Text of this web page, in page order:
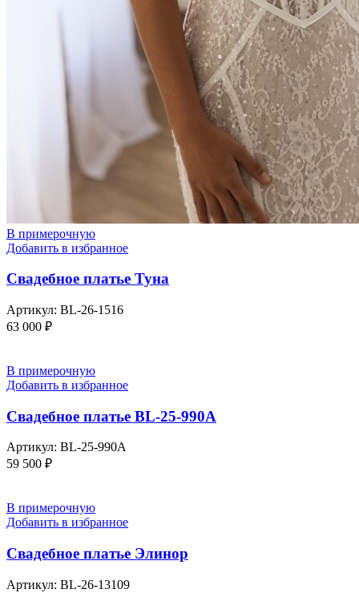
В примерочную
Добавить в избранное
Свадебное платье Туна
Артикул: BL-26-1516
63 000 ₽
В примерочную
Добавить в избранное
Свадебное платье BL-25-990A
Артикул: BL-25-990A
59 500 ₽
В примерочную
Добавить в избранное
Свадебное платье Элинор
Артикул: BL-26-13109